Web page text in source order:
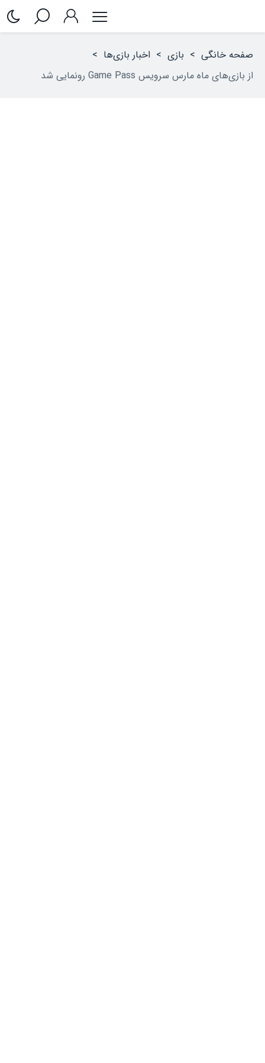
صفحه خانگی > بازی > اخبار بازی‌ها >
از بازی‌های ماه مارس سرویس Game Pass رونمایی شد